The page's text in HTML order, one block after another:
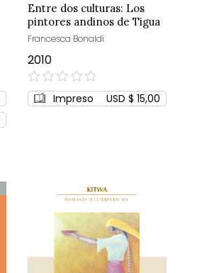
Entre dos culturas: Los
pintores andinos de Tigua
Francesca Bonaldi
2010
0%
Impreso USD $ 15,00